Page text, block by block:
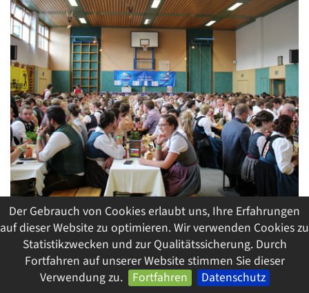
Der Gebrauch von Cookies erlaubt uns, Ihre Erfahrungen
auf dieser Website zu optimieren. Wir verwenden Cookies zu
Statistikzwecken und zur Qualitätssicherung. Durch
Fortfahren auf unserer Website stimmen Sie dieser
Verwendung zu.
Fortfahren Datenschutz